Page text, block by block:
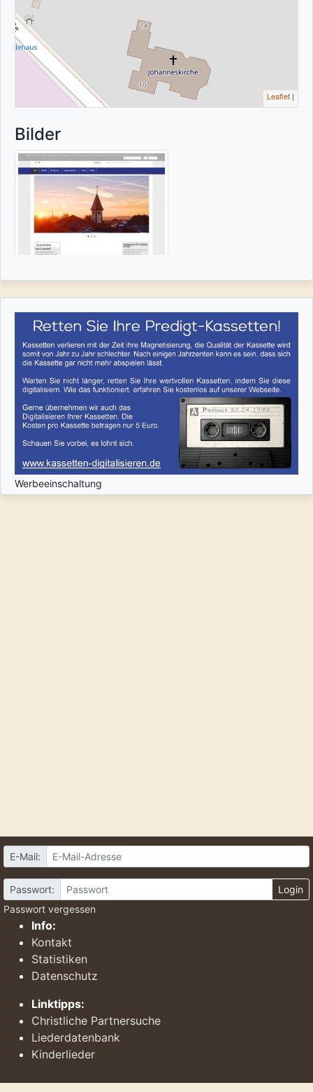
Leaflet |
Bilder
Werbeeinschaltung
E-Mail:
Passwort:
Login
Passwort vergessen
Info:
Kontakt
Statistiken
Datenschutz
Linktipps:
Christliche Partnersuche
Liederdatenbank
Kinderlieder